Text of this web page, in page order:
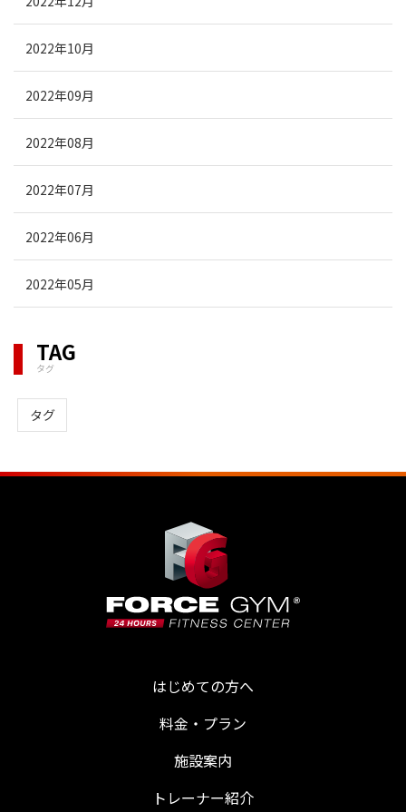
2022年10月
2022年09月
2022年08月
2022年07月
2022年06月
2022年05月
TAG
タグ
タグ
はじめての方へ
料金・プラン
施設案内
トレーナー紹介